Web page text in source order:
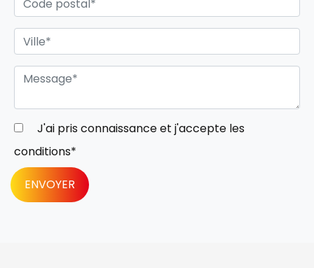
J'ai pris connaissance et j'accepte les
conditions*
ENVOYER